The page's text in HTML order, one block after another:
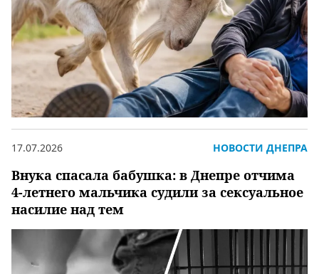
Внука спасала бабушка: в Днепре отчима
4-летнего мальчика судили за сексуальное
насилие над тем
17.07.2026 НОВОСТИ ДНЕПРА